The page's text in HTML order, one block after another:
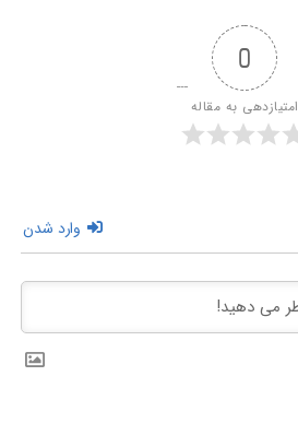
0
امتیازدهی به مقاله
وارد شدن